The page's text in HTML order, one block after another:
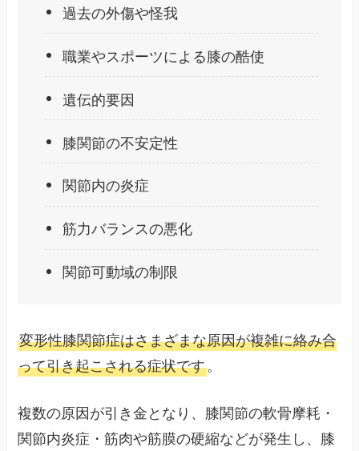
過去の外傷や怪我
職業やスポーツによる膝の酷使
遺伝的要因
膝関節の不安定性
関節内の炎症
筋力バランスの悪化
関節可動域の制限
変形性膝関節症はさまざまな原因が複雑に絡み合
って引き起こされる症状です。
複数の原因が引き金となり、膝関節の軟骨摩耗・
関節内炎症・筋肉や筋膜の硬縮などが発生し、膝